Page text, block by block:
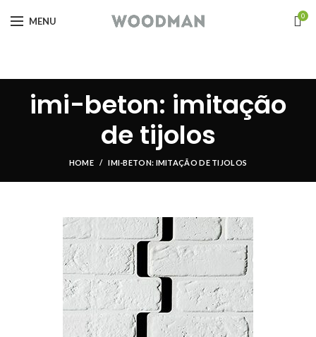
MENU 0
imi-beton: imitação
de tijolos
HOME IMI-BETON: IMITAÇÃO DE TIJOLOS